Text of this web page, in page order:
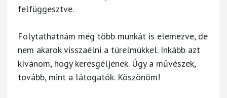
felfüggesztve.
Folytathatnám még több munkát is elemezve, de
nem akarok visszaélni a türelmükkel. Inkább azt
kívánom, hogy keresgéljenek. Úgy a művészek,
tovább, mint a látogatók. Köszönöm!